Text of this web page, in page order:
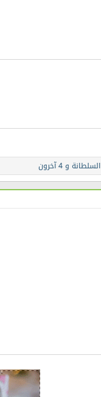
السلطانة و 4 آخرون